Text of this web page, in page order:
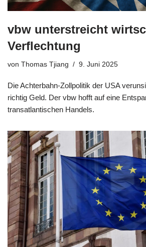
vbw unterstreicht
Verflechtung
von Thomas Tjiang 9. Juni 2025
Die Achterbahn-Zollpolitik der USA
richtig Geld. Der vbw hofft auf eine
transatlantischen Handels.